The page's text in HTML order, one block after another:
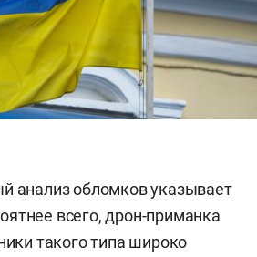
анализ обломков указывает
всего, дрон-приманка
такого типа широко